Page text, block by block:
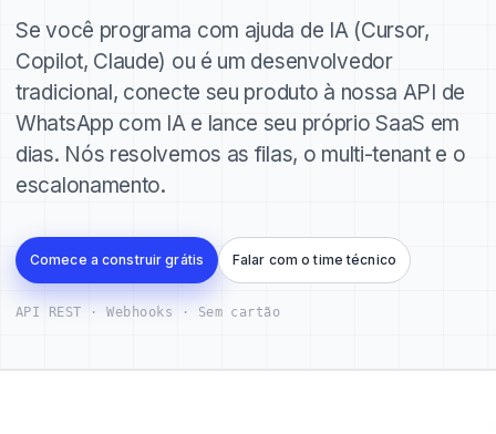
Se você programa com ajuda de IA (Cursor,
Copilot, Claude) ou é um desenvolvedor
tradicional, conecte seu produto à nossa API de
WhatsApp com IA e lance seu próprio SaaS em
dias. Nós resolvemos as filas, o multi-tenant e o
escalonamento.
Comece a construir grátis Falar com o time técnico
API REST · Webhooks · Sem cartão